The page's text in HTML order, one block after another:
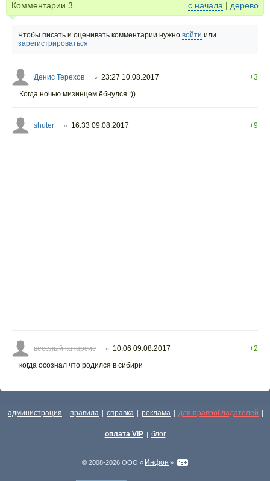
Комментарии 3 с начала | дерево
Чтобы писать и оценивать комментарии нужно войти или
зарегистрироваться
Денис Терехов ○ 23:27 10.08.2017
+3
Когда ночью мизинцем ёбнулся :))
shuter ○ 16:33 09.08.2017 +9
веселый катарсис ○ 10:06 09.08.2017
+2
когда осознал что родился в сибири
администрация | правила | справка | реклама | для правообладателей |
оплата VIP | блог
© 2008-2026 ООО « Инфон »